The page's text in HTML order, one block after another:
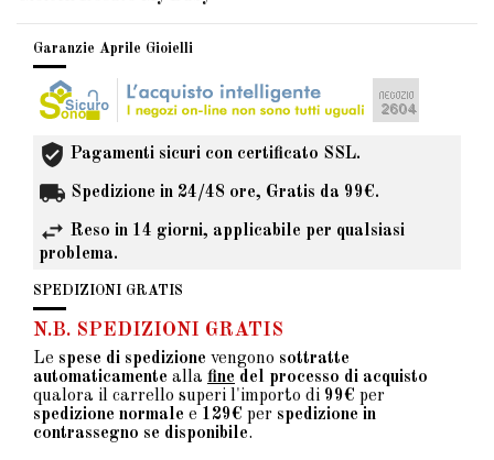
Garanzie Aprile Gioielli
Pagamenti sicuri con certificato SSL.
Spedizione in 24/48 ore, Gratis da 99€.
Reso in 14 giorni, applicabile per qualsiasi
problema.
SPEDIZIONI GRATIS
N.B. SPEDIZIONI GRATIS
Le spese di spedizione vengono sottratte
automaticamente alla fine del processo di acquisto
qualora il carrello superi l'importo di 99€ per
spedizione normale e 129€ per spedizione in
contrassegno se disponibile.